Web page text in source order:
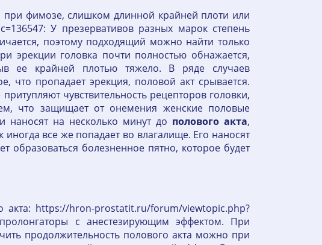
фимозе, слишком длинной крайней плоти или
У презервативов разных марок степень
поэтому подходящий можно найти только
эрекции головка почти полностью обнажается,
ее крайней плотью тяжело. В ряде случаев
что пропадает эрекция, половой акт срывается.
чувствительность рецепторов головки,
что защищает от онемения женские половые
наносят на несколько минут до полового акта,
иногда все же попадает во влагалище. Его наносят
образоваться болезненное пятно, которое будет
акта: https://hron-prostatit.ru/forum/viewtopic.php?
с анестезирующим эффектом. При
продолжительность полового акта можно при